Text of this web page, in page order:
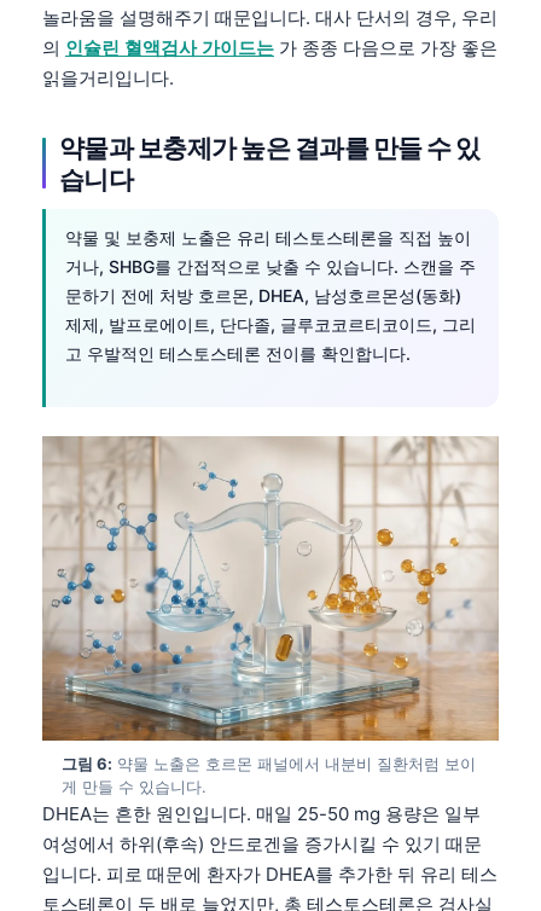
놀라움을 설명해주기 때문입니다. 대사 단서의 경우, 우리
의 인슐린 혈액검사 가이드는 가 종종 다음으로 가장 좋은
읽을거리입니다.
약물과 보충제가 높은 결과를 만들 수 있
습니다
약물 및 보충제 노출은 유리 테스토스테론을 직접 높이
거나, SHBG를 간접적으로 낮출 수 있습니다. 스캔을 주
문하기 전에 처방 호르몬, DHEA, 남성호르몬성(동화)
제제, 발프로에이트, 단다졸, 글루코코르티코이드, 그리
고 우발적인 테스토스테론 전이를 확인합니다.
그림 6: 약물 노출은 호르몬 패널에서 내분비 질환처럼 보이
게 만들 수 있습니다.
DHEA는 흔한 원인입니다. 매일 25-50 mg 용량은 일부
여성에서 하위(후속) 안드로겐을 증가시킬 수 있기 때문
입니다. 피로 때문에 환자가 DHEA를 추가한 뒤 유리 테스
토스테론이 두 배로 늘었지만, 총 테스토스테론은 검사실